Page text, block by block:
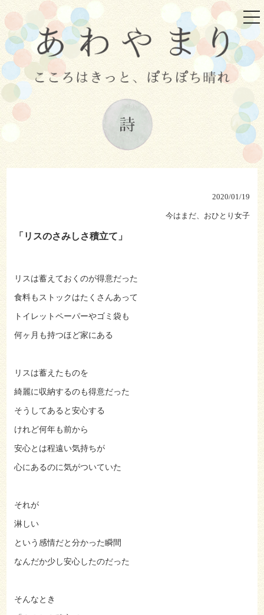
2020/01/19
今はまだ、おひとり女子
「リスのさみしさ積立て」
リスは蓄えておくのが得意だった
食料もストックはたくさんあって
トイレットペーパーやゴミ袋も
何ヶ月も持つほど家にある
リスは蓄えたものを
綺麗に収納するのも得意だった
そうしてあると安心する
けれど何年も前から
安心とは程遠い気持ちが
心にあるのに気がついていた
それが
淋しい
という感情だと分かった瞬間
なんだか少し安心したのだった
そんなとき